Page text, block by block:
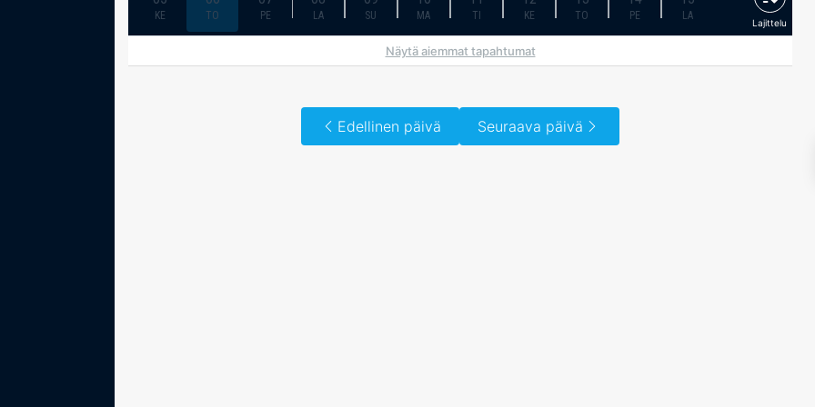
KE TO PE LA SU MA TI KE TO PE LA
Lajittelu
Näytä aiemmat tapahtumat
Edellinen päivä Seuraava päivä